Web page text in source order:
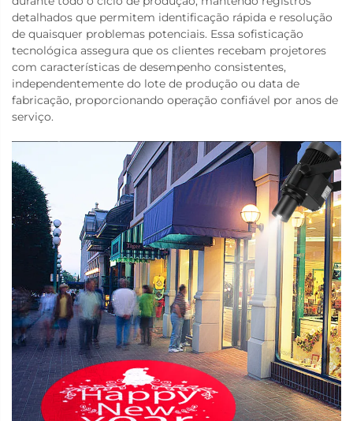
detalhados que permitem identificação rápida e resolução
de quaisquer problemas potenciais. Essa sofisticação
tecnológica assegura que os clientes recebam projetores
com características de desempenho consistentes,
independentemente do lote de produção ou data de
fabricação, proporcionando operação confiável por anos de
serviço.